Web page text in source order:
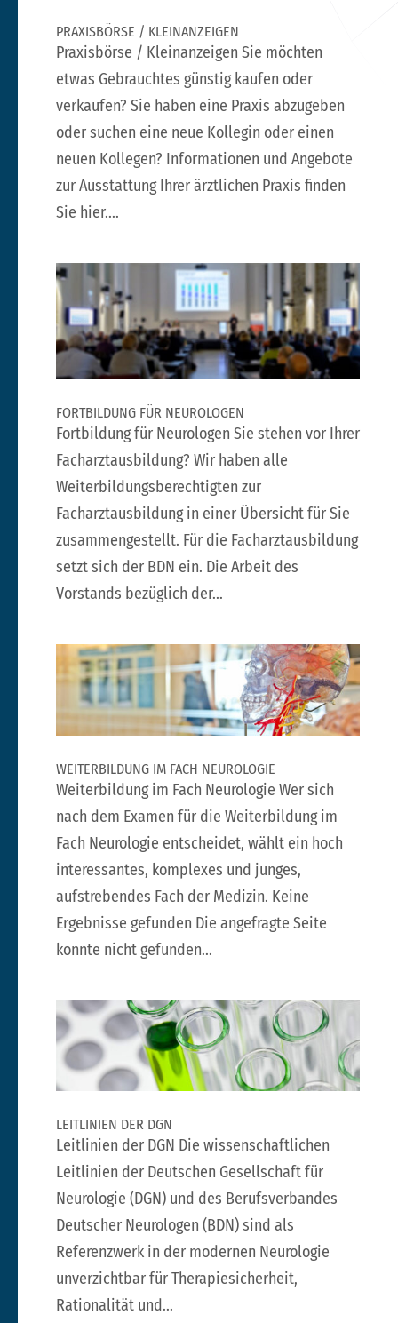
PRAXISBÖRSE / KLEINANZEIGEN
Praxisbörse / Kleinanzeigen Sie möchten
etwas Gebrauchtes günstig kaufen oder
verkaufen? Sie haben eine Praxis abzugeben
oder suchen eine neue Kollegin oder einen
neuen Kollegen? Informationen und Angebote
zur Ausstattung Ihrer ärztlichen Praxis finden
Sie hier....
FORTBILDUNG FÜR NEUROLOGEN
Fortbildung für Neurologen Sie stehen vor Ihrer
Facharztausbildung? Wir haben alle
Weiterbildungsberechtigten zur
Facharztausbildung in einer Übersicht für Sie
zusammengestellt. Für die Facharztausbildung
setzt sich der BDN ein. Die Arbeit des
Vorstands bezüglich der...
WEITERBILDUNG IM FACH NEUROLOGIE
Weiterbildung im Fach Neurologie Wer sich
nach dem Examen für die Weiterbildung im
Fach Neurologie entscheidet, wählt ein hoch
interessantes, komplexes und junges,
aufstrebendes Fach der Medizin. Keine
Ergebnisse gefunden Die angefragte Seite
konnte nicht gefunden...
LEITLINIEN DER DGN
Leitlinien der DGN Die wissenschaftlichen
Leitlinien der Deutschen Gesellschaft für
Neurologie (DGN) und des Berufsverbandes
Deutscher Neurologen (BDN) sind als
Referenzwerk in der modernen Neurologie
unverzichtbar für Therapiesicherheit,
Rationalität und...